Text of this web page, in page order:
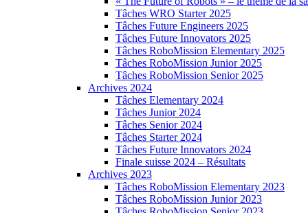
Tâches WRO Starter 2025
Tâches Future Engineers 2025
Tâches Future Innovators 2025
Tâches RoboMission Elementary 2025
Tâches RoboMission Junior 2025
Tâches RoboMission Senior 2025
Archives 2024
Tâches Elementary 2024
Tâches Junior 2024
Tâches Senior 2024
Tâches Starter 2024
Tâches Future Innovators 2024
Finale suisse 2024 – Résultats
Archives 2023
Tâches RoboMission Elementary 2023
Tâches RoboMission Junior 2023